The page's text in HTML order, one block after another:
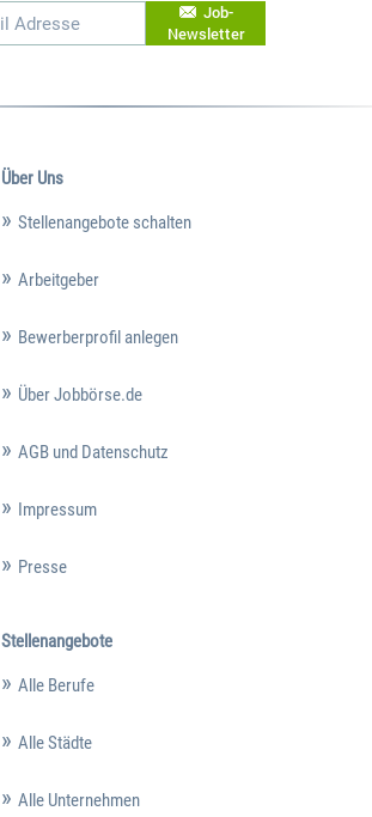
Job-
Newsletter
Über Uns
Stellenangebote schalten
Arbeitgeber
Bewerberprofil anlegen
Über Jobbörse.de
AGB und Datenschutz
Impressum
Presse
Stellenangebote
Alle Berufe
Alle Städte
Alle Unternehmen